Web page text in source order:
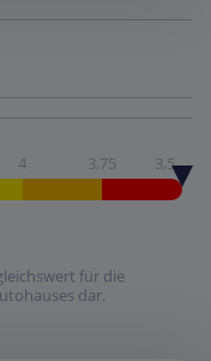
4 3,75 3,5
für die
dar.